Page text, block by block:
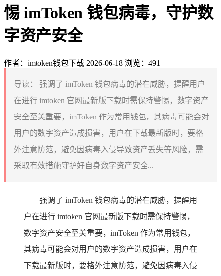
惕 imToken 钱包病毒，守护数
字资产安全
作者：imtoken钱包下载 2026-06-18 浏览：491
导读：
强调了 imToken 钱包病毒的潜在威胁，提醒用户
在进行 imtoken 官网最新版下载时需保持警惕，数字资产
安全至关重要，imToken 作为常用钱包，其病毒可能会对
用户的数字资产造成损害，用户在下载最新版时，要格
外注意防范，避免因病毒入侵导致资产丢失等风险，需
采取有效措施守护好自身数字资产安全...
强调了 imToken 钱包病毒的潜在威胁，提醒用
户在进行 imtoken 官网最新版下载时需保持警惕，
数字资产安全至关重要，imToken 作为常用钱包，
其病毒可能会对用户的数字资产造成损害，用户在
下载最新版时，要格外注意防范，避免因病毒入侵